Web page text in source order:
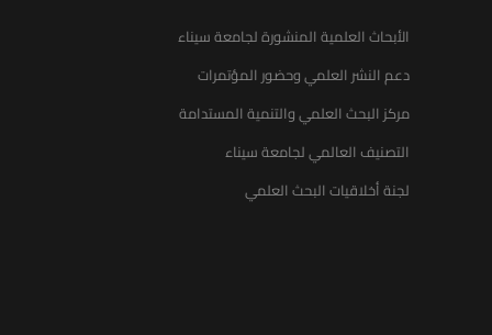
الأبحاث العلمية المنشورة لجامعة سيناء
دعم النشر العلمي وحضور المؤتمرات
مركز البحث العلمي والتنمية المستدامة
التصنيف العالمي لجامعة سيناء
لجنة أخلاقيات البحث العلمي